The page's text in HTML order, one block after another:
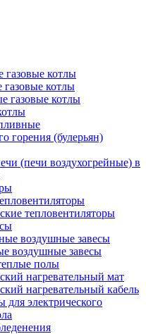
газовые котлы
котлы
газовые котлы
горения (булерьян)
(печи воздухогрейные) в
тепловентиляторы
воздушные завесы
воздушные завесы
полы
нагревательный мат
нагревательный кабель
для электрического